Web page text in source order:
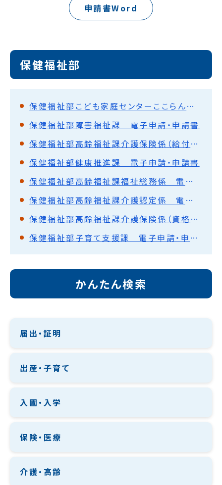
申請書Word
保健福祉部
保健福祉部こども家庭センターここらん 電子申請・申請書
保健福祉部障害福祉課 電子申請・申請書
保健福祉部高齢福祉課介護保険係（給付） 電子申請・申請書
保健福祉部健康推進課 電子申請・申請書
保健福祉部高齢福祉課福祉総務係 電子申請・申請書
保健福祉部高齢福祉課介護認定係 電子申請・申請書
保健福祉部高齢福祉課介護保険係（資格・賦課・徴収） 電子申請・申請書
保健福祉部子育て支援課 電子申請・申請書
かんたん検索
届出・証明
出産・子育て
入園・入学
保険・医療
介護・高齢